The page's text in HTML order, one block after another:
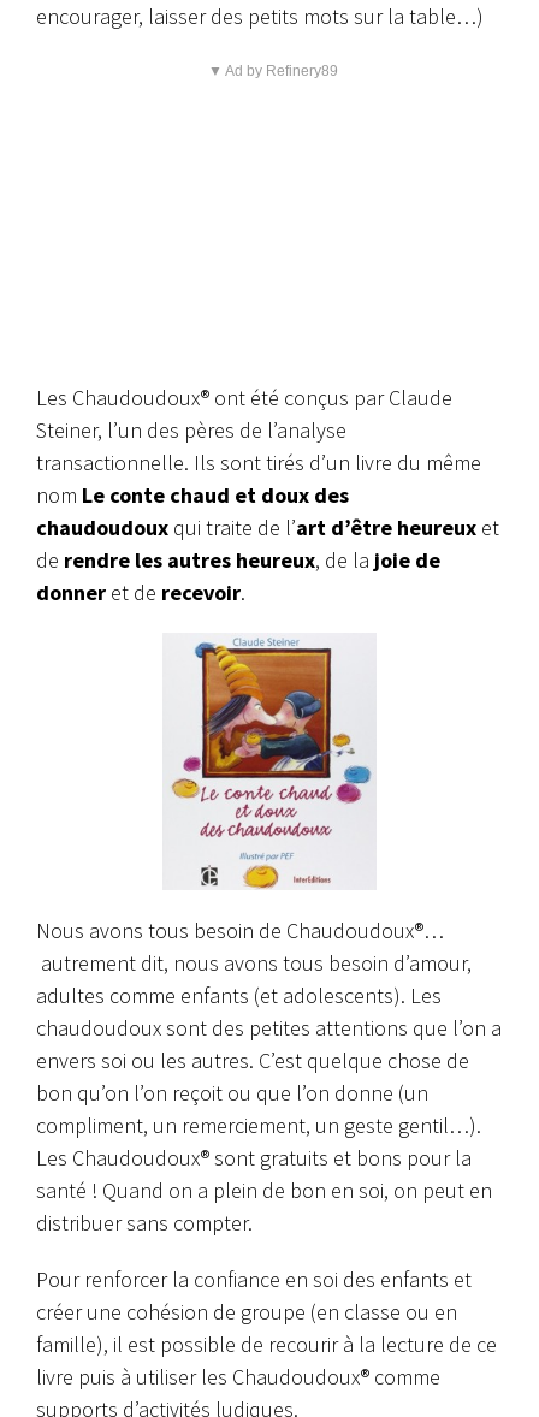
encourager, laisser des petits mots sur la table…)
▼ Ad by Refinery89
Les Chaudoudoux® ont été conçus par Claude
Steiner, l’un des pères de l’analyse
transactionnelle. Ils sont tirés d’un livre du même
nom Le conte chaud et doux des
chaudoudoux qui traite de l’art d’être heureux et
de rendre les autres heureux, de la joie de
donner et de recevoir.
Nous avons tous besoin de Chaudoudoux®…
autrement dit, nous avons tous besoin d’amour,
adultes comme enfants (et adolescents). Les
chaudoudoux sont des petites attentions que l’on a
envers soi ou les autres. C’est quelque chose de
bon qu’on l’on reçoit ou que l’on donne (un
compliment, un remerciement, un geste gentil…).
Les Chaudoudoux® sont gratuits et bons pour la
santé ! Quand on a plein de bon en soi, on peut en
distribuer sans compter.
Pour renforcer la confiance en soi des enfants et
créer une cohésion de groupe (en classe ou en
famille), il est possible de recourir à la lecture de ce
livre puis à utiliser les Chaudoudoux® comme
supports d’activités ludiques.